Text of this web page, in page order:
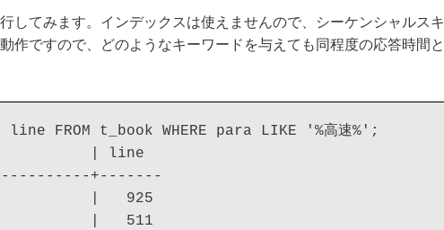
してみます。インデックスは使えませんので、シーケンシャルスキ
作ですので、どのようなキーワードを与えても同程度の応答時間と
FROM t_book WHERE para LIKE '%高速%';
| line
+-------
|   925
|   511